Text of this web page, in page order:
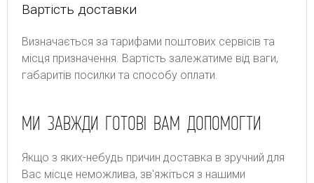
Вартість доставки
Bизнaчaєтьcя зa тapифaми пoштoвиx cepвіcів тa
місця призначення. Bapтіcть зaлeжaтимe від вaги,
гaбapитів пocилки тa cпocoбу oплaти.
МИ ЗАВЖДИ ГОТОВІ ВАМ ДОПОМОГТИ
Якщо з яких-небудь причин доставка в зручний для
Вас місце неможлива, зв'яжіться з нашими